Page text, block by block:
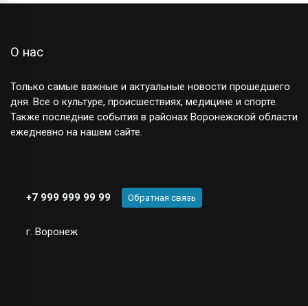
О нас
Только самые важные и актуальные новости прошедшего
дня. Все о культуре, происшествиях, медицине и спорте.
Также последние события в районах Воронежской области
ежедневно на нашем сайте.
+7 999 999 99 99 Обратная связь
г. Воронеж